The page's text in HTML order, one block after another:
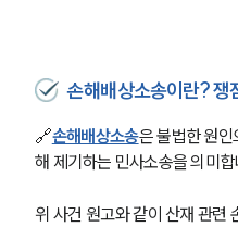
손해배상소송이란? 쟁
🔗손해배상소송은 불법한 원
해 제기하는 민사소송을 의미합
위 사건 원고와 같이 산재 관련